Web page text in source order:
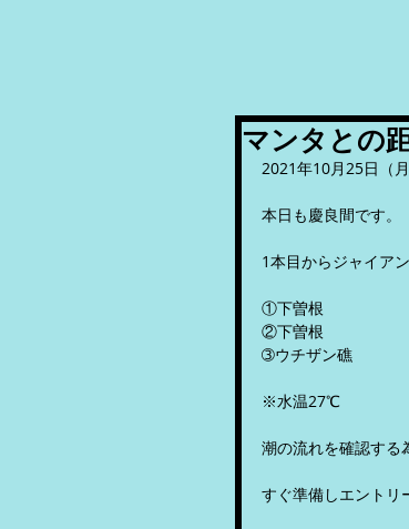
マンタとの
2021年10月25日（月
本日も慶良間です。
1本目からジャイア
①下曽根
②下曽根
➂ウチザン礁
※水温27℃
潮の流れを確認する
すぐ準備しエントリ